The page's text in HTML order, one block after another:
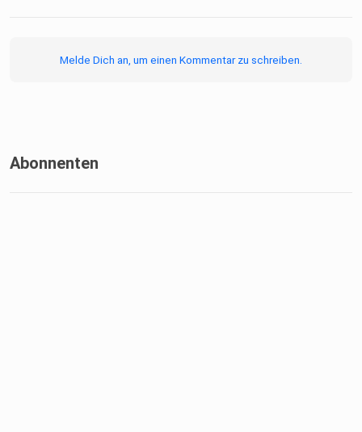
Melde Dich an, um einen Kommentar zu schreiben.
Abonnenten